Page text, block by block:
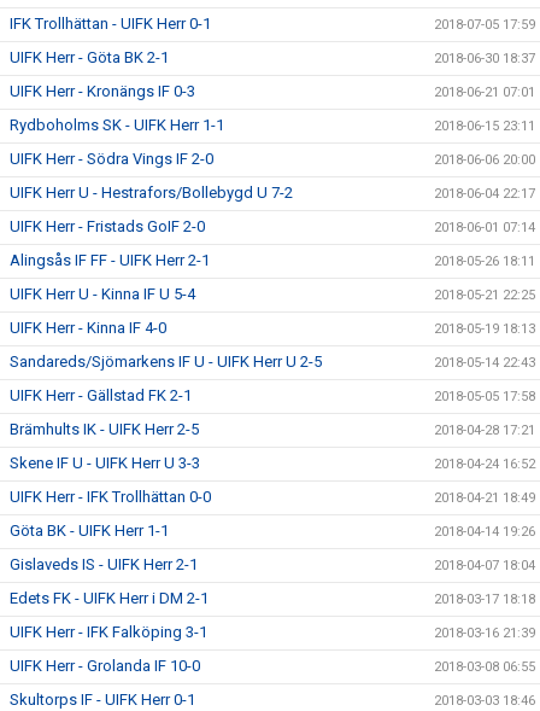
IFK Trollhättan - UIFK Herr 0-1 2018-07-05 17:59
UIFK Herr - Göta BK 2-1 2018-06-30 18:37
UIFK Herr - Kronängs IF 0-3 2018-06-21 07:01
Rydboholms SK - UIFK Herr 1-1 2018-06-15 23:11
UIFK Herr - Södra Vings IF 2-0 2018-06-06 20:00
UIFK Herr U - Hestrafors/Bollebygd U 7-2 2018-06-04 22:17
UIFK Herr - Fristads GoIF 2-0 2018-06-01 07:14
Alingsås IF FF - UIFK Herr 2-1 2018-05-26 18:11
UIFK Herr U - Kinna IF U 5-4 2018-05-21 22:25
UIFK Herr - Kinna IF 4-0 2018-05-19 18:13
Sandareds/Sjömarkens IF U - UIFK Herr U 2-5 2018-05-14 22:43
UIFK Herr - Gällstad FK 2-1 2018-05-05 17:58
Brämhults IK - UIFK Herr 2-5 2018-04-28 17:21
Skene IF U - UIFK Herr U 3-3 2018-04-24 16:52
UIFK Herr - IFK Trollhättan 0-0 2018-04-21 18:49
Göta BK - UIFK Herr 1-1 2018-04-14 19:26
Gislaveds IS - UIFK Herr 2-1 2018-04-07 18:04
Edets FK - UIFK Herr i DM 2-1 2018-03-17 18:18
UIFK Herr - IFK Falköping 3-1 2018-03-16 21:39
UIFK Herr - Grolanda IF 10-0 2018-03-08 06:55
Skultorps IF - UIFK Herr 0-1 2018-03-03 18:46